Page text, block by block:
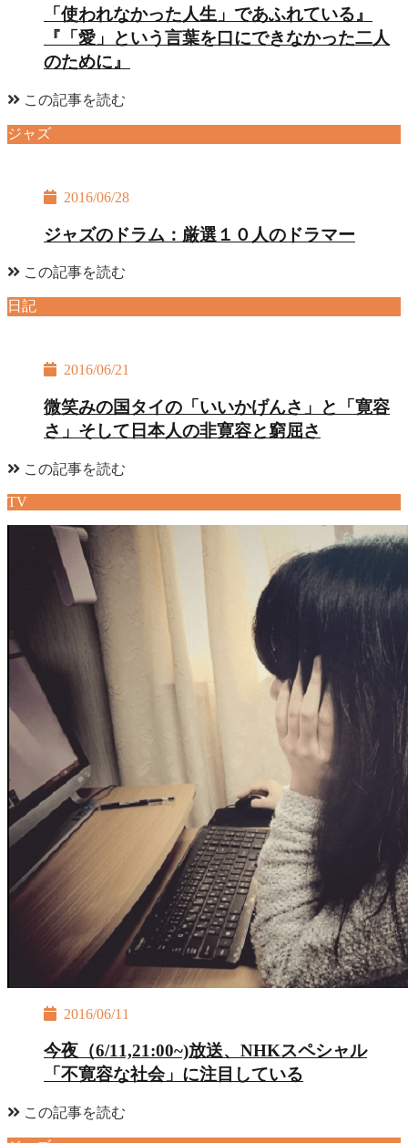
「使われなかった人生」であふれている』
『「愛」という言葉を口にできなかった二人
のために』
この記事を読む
ジャズ
2016/06/28
ジャズのドラム：厳選１０人のドラマー
この記事を読む
日記
2016/06/21
微笑みの国タイの「いいかげんさ」と「寛容
さ」そして日本人の非寛容と窮屈さ
この記事を読む
TV
2016/06/11
今夜（6/11,21:00~)放送、NHKスペシャル
「不寛容な社会」に注目している
この記事を読む